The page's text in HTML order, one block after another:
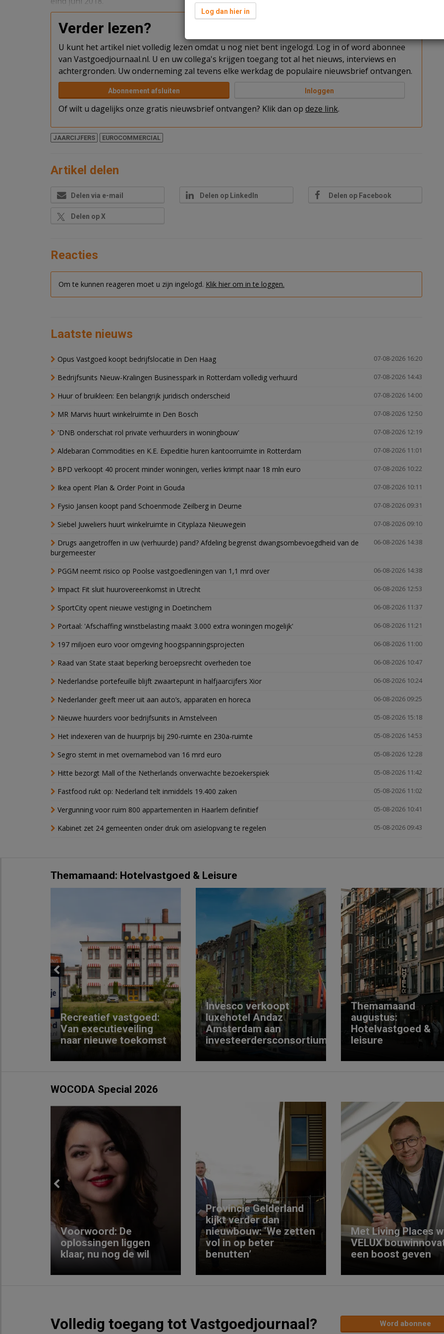
Verder lezen?
U kunt het artikel niet volledig lezen omdat u nog niet bent ingelogd. Log in of word abonnee
van Vastgoedjournaal.nl. U en uw collega's krijgen toegang tot al het nieuws, interviews en
achtergronden. Uw onderneming zal tevens elke werkdag de populaire nieuwsbrief ontvangen.
Abonnement afsluiten Inloggen
Of wilt u dagelijks onze gratis nieuwsbrief ontvangen? Klik dan op deze link.
JAARCIJFERS EUROCOMMERCIAL
Artikel delen
Delen via e-mail Delen op LinkedIn Delen op Facebook
Delen op X
Reacties
Om te kunnen reageren moet u zijn ingelogd. Klik hier om in te loggen.
Laatste nieuws
07-08-2026 16:20
Opus Vastgoed koopt bedrijfslocatie in Den Haag
07-08-2026 14:43
Bedrijfsunits Nieuw-Kralingen Businesspark in Rotterdam volledig verhuurd
07-08-2026 14:00
Huur of bruikleen: Een belangrijk juridisch onderscheid
07-08-2026 12:50
MR Marvis huurt winkelruimte in Den Bosch
07-08-2026 12:19
'DNB onderschat rol private verhuurders in woningbouw'
07-08-2026 11:01
Aldebaran Commodities en K.E. Expeditie huren kantoorruimte in Rotterdam
07-08-2026 10:22
BPD verkoopt 40 procent minder woningen, verlies krimpt naar 18 mln euro
07-08-2026 10:11
Ikea opent Plan & Order Point in Gouda
07-08-2026 09:31
Fysio Jansen koopt pand Schoenmode Zeilberg in Deurne
07-08-2026 09:10
Siebel Juweliers huurt winkelruimte in Cityplaza Nieuwegein
06-08-2026 14:38
Drugs aangetroffen in uw (verhuurde) pand? Afdeling begrenst dwangsombevoegdheid van de
burgemeester
06-08-2026 14:38
PGGM neemt risico op Poolse vastgoedleningen van 1,1 mrd over
06-08-2026 12:53
Impact Fit sluit huurovereenkomst in Utrecht
06-08-2026 11:37
SportCity opent nieuwe vestiging in Doetinchem
06-08-2026 11:21
Portaal: 'Afschaffing winstbelasting maakt 3.000 extra woningen mogelijk'
06-08-2026 11:00
197 miljoen euro voor omgeving hoogspanningsprojecten
06-08-2026 10:47
Raad van State staat beperking beroepsrecht overheden toe
06-08-2026 10:24
Nederlandse portefeuille blijft zwaartepunt in halfjaarcijfers Xior
06-08-2026 09:25
Nederlander geeft meer uit aan auto’s, apparaten en horeca
05-08-2026 15:18
Nieuwe huurders voor bedrijfsunits in Amstelveen
05-08-2026 14:53
Het indexeren van de huurprijs bij 290-ruimte en 230a-ruimte
05-08-2026 12:28
Segro stemt in met overnamebod van 16 mrd euro
05-08-2026 11:42
Hitte bezorgt Mall of the Netherlands onverwachte bezoekerspiek
05-08-2026 11:02
Fastfood rukt op: Nederland telt inmiddels 19.400 zaken
05-08-2026 10:41
Vergunning voor ruim 800 appartementen in Haarlem definitief
05-08-2026 09:43
Kabinet zet 24 gemeenten onder druk om asielopvang te regelen
Themamaand: Hotelvastgoed & Leisure
Previous
Recreatief vastgoed:
Van executieveiling
naar nieuwe toekomst
Invesco verkoopt
luxehotel Andaz
Amsterdam aan
investeerdersconsortium
Themamaand
augustus:
Hotelvastgoed &
leisure
WOCODA Special 2026
Previous
Voorwoord: De
oplossingen liggen
klaar, nu nog de wil
Provincie Gelderland
kijkt verder dan
nieuwbouw: ‘We zetten
vol in op beter
benutten’
Met Living Places
VELUX
een boost geven
Volledig toegang tot Vastgoedjournaal? Word abonnee
Log dan hier in